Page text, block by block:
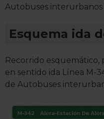
Autobuses interurbanos
Esquema ida
Recorrido esquemático,
en sentido ida Línea M-
de Autobuses